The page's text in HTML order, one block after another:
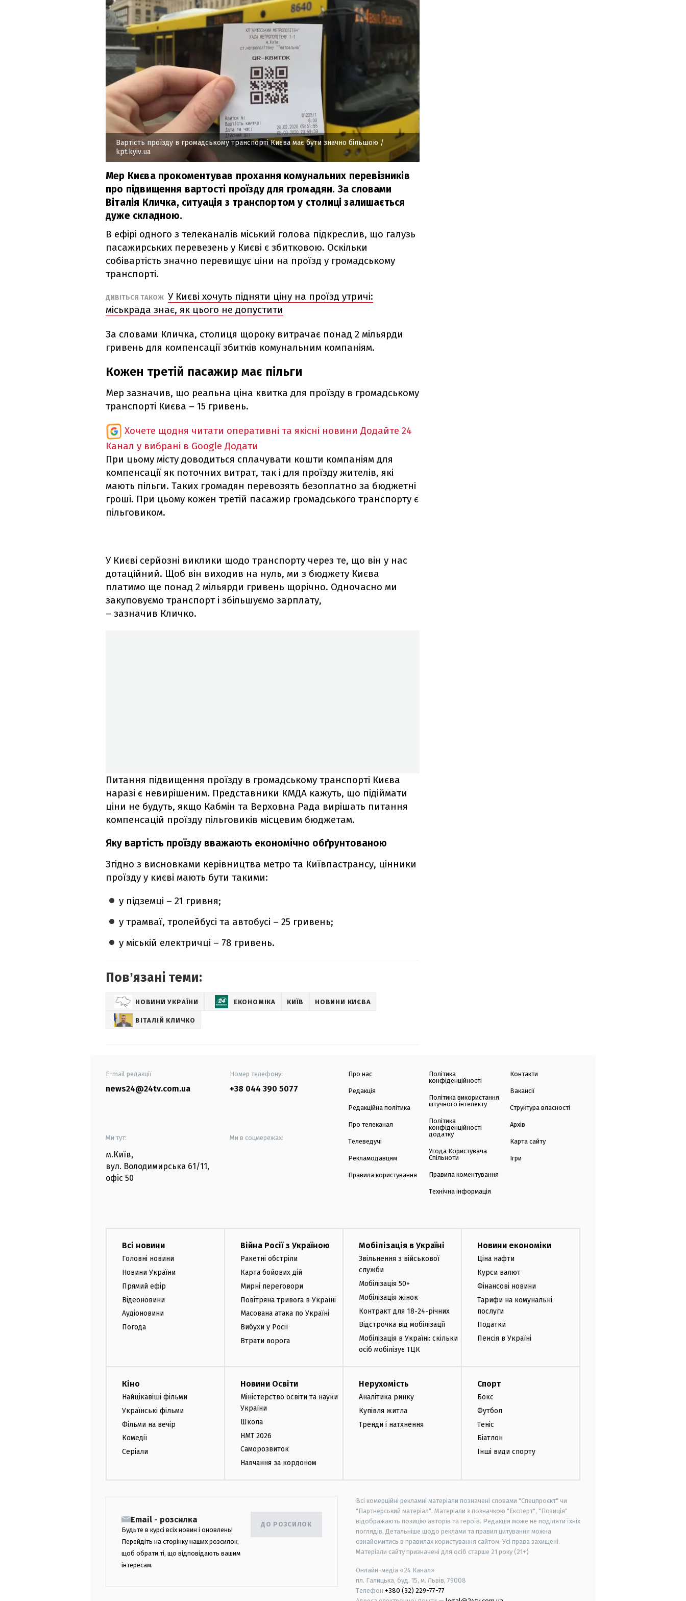
Вартість проїзду в громадському транспорті Києва має бути значно більшою /
kpt.kyiv.ua
Мер Києва прокоментував прохання комунальних перевізників
про підвищення вартості проїзду для громадян. За словами
Віталія Кличка, ситуація з транспортом у столиці залишається
дуже складною.
В ефірі одного з телеканалів міський голова підкреслив, що галузь
пасажирських перевезень у Києві є збитковою. Оскільки
собівартість значно перевищує ціни на проїзд у громадському
транспорті.
ДИВІТЬСЯ ТАКОЖ У Києві хочуть підняти ціну на проїзд утричі:
міськрада знає, як цього не допустити
За словами Кличка, столиця щороку витрачає понад 2 мільярди
гривень для компенсації збитків комунальним компаніям.
Кожен третій пасажир має пільги
Мер зазначив, що реальна ціна квитка для проїзду в громадському
транспорті Києва – 15 гривень.
Хочете щодня читати оперативні та якісні новини Додайте 24
Канал у вибрані в Google Додати
При цьому місту доводиться сплачувати кошти компаніям для
компенсації як поточних витрат, так і для проїзду жителів, які
мають пільги. Таких громадян перевозять безоплатно за бюджетні
гроші. При цьому кожен третій пасажир громадського транспорту є
пільговиком.
У Києві серйозні виклики щодо транспорту через те, що він у нас
дотаційний. Щоб він виходив на нуль, ми з бюджету Києва
платимо ще понад 2 мільярди гривень щорічно. Одночасно ми
закуповуємо транспорт і збільшуємо зарплату,
– зазначив Кличко.
Питання підвищення проїзду в громадському транспорті Києва
наразі є невирішеним. Представники КМДА кажуть, що підіймати
ціни не будуть, якщо Кабмін та Верховна Рада вирішать питання
компенсацій проїзду пільговиків місцевим бюджетам.
Яку вартість проїзду вважають економічно обґрунтованою
Згідно з висновками керівництва метро та Київпастрансу, цінники
проїзду у києві мають бути такими:
у підземці – 21 гривня;
у трамваї, тролейбусі та автобусі – 25 гривень;
у міській електричці – 78 гривень.
Повʼязані теми:
НОВИНИ УКРАЇНИ ЕКОНОМІКА КИЇВ НОВИНИ КИЄВА
ВІТАЛІЙ КЛИЧКО
E-mail редакції
news24@24tv.com.ua
Номер телефону:
+38 044 390 5077
Ми тут:
м.Київ,
вул. Володимирська 61/11,
офіс 50
Ми в соцмережах:
Про нас
Редакція
Редакційна політика
Про телеканал
Телеведучі
Рекламодавцям
Правила користування
Політика
конфіденційності
Політика використання
штучного інтелекту
Політика
конфіденційності
додатку
Угода Користувача
Спільноти
Правила коментування
Технічна інформація
Контакти
Вакансії
Структура власності
Архів
Карта сайту
Ігри
Всі новини
Головні новини
Новини України
Прямий ефір
Відеоновини
Аудіоновини
Погода
Війна Росії з Україною
Ракетні обстріли
Карта бойових дій
Мирні переговори
Повітряна тривога в Україні
Масована атака по Україні
Вибухи у Росії
Втрати ворога
Мобілізація в Україні
Звільнення з військової
служби
Мобілізація 50+
Мобілізація жінок
Контракт для 18-24-річних
Відстрочка від мобілізації
Мобілізація в Україні: скільки
осіб мобілізує ТЦК
Новини економіки
Ціна нафти
Курси валют
Фінансові новини
Тарифи на комунальні
послуги
Податки
Пенсія в Україні
Кіно
Найцікавіші фільми
Українські фільми
Фільми на вечір
Комедії
Серіали
Новини Освіти
Міністерство освіти та науки
України
Школа
НМТ 2026
Саморозвиток
Навчання за кордоном
Нерухомість
Аналітика ринку
Купівля житла
Тренди і натхнення
Спорт
Бокс
Футбол
Теніс
Біатлон
Інші види спорту
Email - розсилка
Будьте в курсі всіх новин і оновлень!
Перейдіть на сторінку наших розсилок,
щоб обрати ті, що відповідають вашим
інтересам.
ДО РОЗСИЛОК
Всі комерційні рекламні матеріали позначені словами "Спецпроєкт" чи
"Партнерський матеріал". Матеріали з позначкою "Експерт", "Позиція"
відображають позицію авторів та героїв. Редакція може не поділяти їхніх
поглядів. Детальніше щодо реклами та правил цитування можна
ознайомитись в правилах користування сайтом. Усі права захищені.
Матеріали сайту призначені для осіб старше 21 року (21+)
Онлайн-медіа «24 Канал»
пл. Галицька, буд. 15, м. Львів, 79008
Телефон +380 (32) 229-77-77